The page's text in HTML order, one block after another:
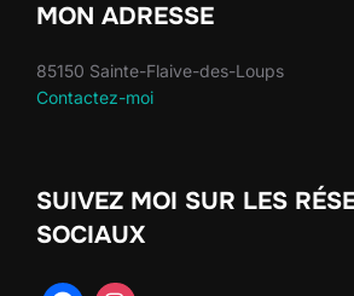
MON ADRESSE
85150 Sainte-Flaive-des-Loups
Contactez-moi
SUIVEZ MOI SUR LES
SOCIAUX